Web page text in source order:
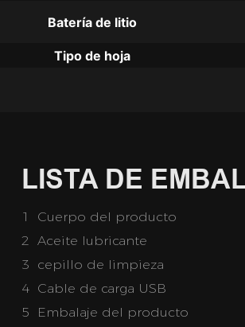
Batería de litio
Tipo de hoja
LISTA DE
1 Cuerpo del producto
2 Aceite lubricante
3 cepillo de limpieza
4 Cable de carga USB
5 Embalaje del producto